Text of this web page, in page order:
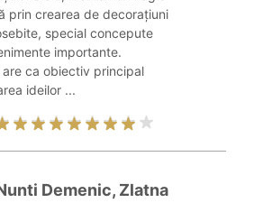
prin crearea de decorațiuni
special concepute
importante.
are ca obiectiv principal
ideilor ...
Demenic, Zlatna